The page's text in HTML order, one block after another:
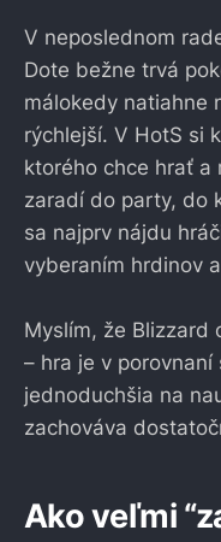
V neposlednom
Dote bežne trvá
málokedy natiahne
rýchlejší. V HotS si
ktorého chce hrať
zaradí do party, do
sa najprv nájdu
vyberaním hrdinov
Myslím, že Blizzard
– hra je v porovnaní
jednoduchšia na
zachováva
Ako veľmi